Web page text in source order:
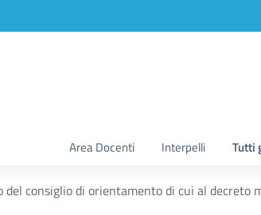
Area Docenti Interpelli Tutti
del consiglio di orientamento di cui al decreto